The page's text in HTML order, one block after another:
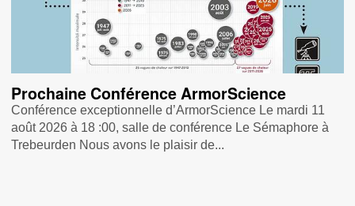
Prochaine Conférence ArmorScience
Conférence exceptionnelle d’ArmorScience Le mardi 11
août 2026 à 18 :00, salle de conférence Le Sémaphore à
Trebeurden Nous avons le plaisir de...